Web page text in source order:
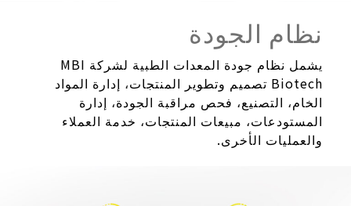
نظام الجودة
يشمل نظام جودة المعدات الطبية لشركة MBI
Biotech تصميم وتطوير المنتجات، إدارة المواد
الخام، التصنيع، فحص مراقبة الجودة، إدارة
المستودعات، مبيعات المنتجات، خدمة العملاء
والعمليات الأخرى.